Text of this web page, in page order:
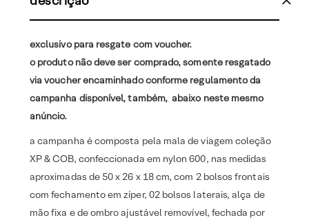
exclusivo para resgate com voucher.
o produto não deve ser comprado, somente resgatado
via voucher encaminhado conforme regulamento da
campanha disponível, também, abaixo neste mesmo
anúncio.
a campanha é composta pela mala de viagem coleção
XP & COB, confeccionada em nylon 600, nas medidas
aproximadas de 50 x 26 x 18 cm, com 2 bolsos frontais
com fechamento em zíper, 02 bolsos laterais, alça de
mão fixa e de ombro ajustável removível, fechada por